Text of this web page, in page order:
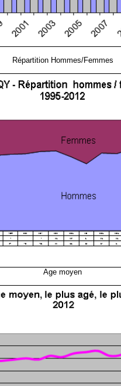
Répartition Hommes/Femmes
Age moyen